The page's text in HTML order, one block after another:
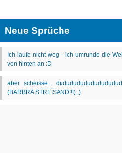
Neue Sprüche